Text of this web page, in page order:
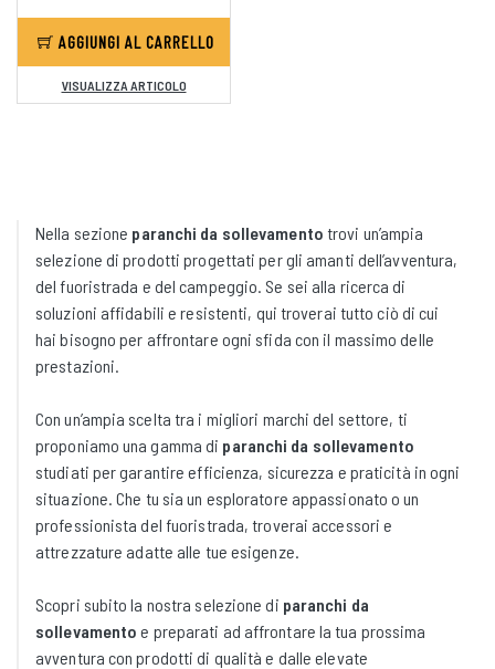
AGGIUNGI AL CARRELLO
VISUALIZZA ARTICOLO
Nella sezione paranchi da sollevamento trovi un’ampia
selezione di prodotti progettati per gli amanti dell’avventura,
del fuoristrada e del campeggio. Se sei alla ricerca di
soluzioni affidabili e resistenti, qui troverai tutto ciò di cui
hai bisogno per affrontare ogni sfida con il massimo delle
prestazioni.
Con un’ampia scelta tra i migliori marchi del settore, ti
proponiamo una gamma di paranchi da sollevamento
studiati per garantire efficienza, sicurezza e praticità in ogni
situazione. Che tu sia un esploratore appassionato o un
professionista del fuoristrada, troverai accessori e
attrezzature adatte alle tue esigenze.
Scopri subito la nostra selezione di paranchi da
sollevamento e preparati ad affrontare la tua prossima
avventura con prodotti di qualità e dalle elevate